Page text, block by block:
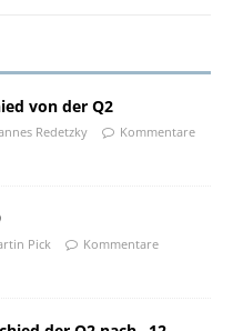
von der Q2
Redetzky
Kommentare
Pick
Kommentare